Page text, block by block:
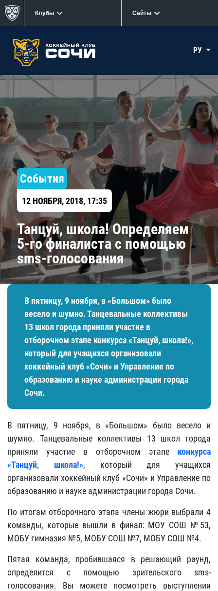
Клубы Сайты
РУ
События
12 НОЯБРЯ, 2018, 17:35
​Танцуй, школа! Определяем
5-го финалиста с помощью
sms-голосования
В пятницу, 9 ноября, в «Большом» было
весело и шумно. Танцевальные коллективы
13 школ города приняли участие в
отборочном этапе конкурса «Танцуй, школа!»,
который для учащихся организовали
хоккейный клуб «Сочи» и Управление по
образованию и науке администрации города
Сочи.
В пятницу, 9 ноября, в «Большом» было весело и
шумно. Танцевальные коллективы 13 школ города
приняли участие в отборочном этапе конкурса
«Танцуй, школа!», который для учащихся
организовали хоккейный клуб «Сочи» и Управление по
образованию и науке администрации города Сочи.
По итогам отборочного этапа члены жюри выбрали 4
команды, которые вышли в финал: МОУ СОШ №53,
МОБУ гимназия №5, МОБУ СОШ №7, МОБУ СОШ №4.
Пятая команда, пробившаяся в решающий раунд,
определится с помощью зрительского sms-
голосования. Вы можете посмотреть выступления